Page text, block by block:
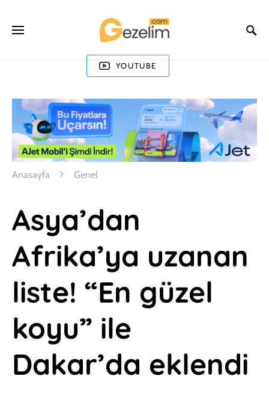
YOUTUBE
Anasayfa Genel
Asya’dan
Afrika’ya uzanan
liste! “En güzel
koyu” ile
Dakar’da eklendi